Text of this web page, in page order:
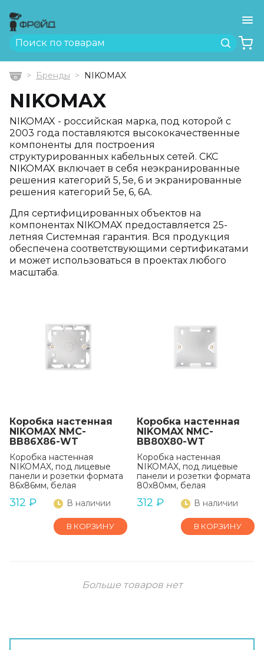
Найти
ГлавнаяБренды NIKOMAX
NIKOMAX
NIKOMAX - российская марка, под которой с
2003 года поставляются высококачественные
компоненты для построения
структурированных кабельных сетей. CKC
NIKOMAX включает в себя неэкранированные
решения категорий 5, 5е, 6 и экранированные
решения категорий 5е, 6, 6А.
Для сертифицированных объектов на
компонентах NIKOMAX предоставляется 25-
летняя Системная гарантия. Вся продукция
обеспечена соответствующими сертификатами
и может использоваться в проектах любого
масштаба.
Коробка настенная
NIKOMAX NMC-
BB86X86-WT
Коробка настенная
NIKOMAX, под лицевые
панели и розетки формата
86х86мм, белая
312 ₽ В наличии
В КОРЗИНУ
Коробка настенная
NIKOMAX NMC-
BB80X80-WT
Коробка настенная
NIKOMAX, под лицевые
панели и розетки формата
80х80мм, белая
312 ₽ В наличии
В КОРЗИНУ
Больше товаров нет